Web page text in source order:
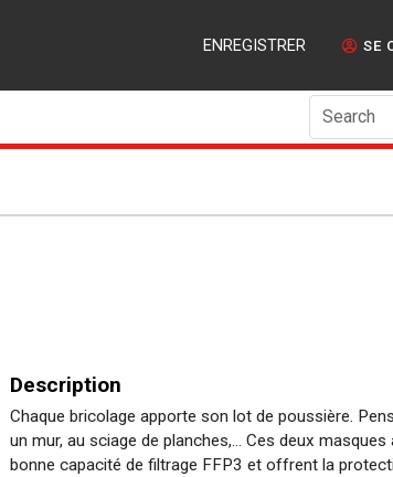
ENREGISTRER SE
Search
Description
Chaque bricolage apporte son lot de poussière.
un mur, au sciage de planches,... Ces deux
bonne capacité de filtrage FFP3 et offrent la